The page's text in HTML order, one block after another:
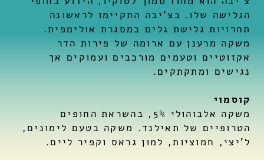
הגלישה שלו. בצ'יבה התקיימו לראשונה
תחרויות גלישת גלים במסגרת אולימפית.
משקה מרענן עם ארומה של פירות הדר
אקזוטיים וטעמים מורכבים ועמוקים אך
נגישים ומתקתקים.
קוסמוי
משקה אלבוהולי 5%, בהשראת החופים
הטרופיים של תאילנד. משקה בטעם לימונים,
ל'יצי, חמוציות, למון גראס וקפיר ליים.